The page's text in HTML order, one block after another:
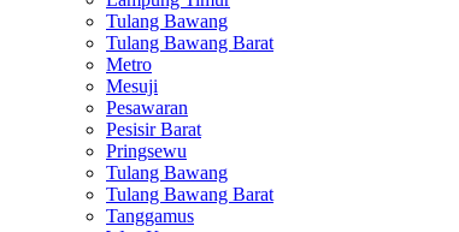
Tulang Bawang
Tulang Bawang Barat
Metro
Mesuji
Pesawaran
Pesisir Barat
Pringsewu
Tulang Bawang
Tulang Bawang Barat
Tanggamus